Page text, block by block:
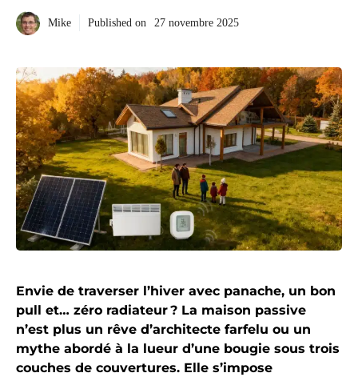
Mike Published on 27 novembre 2025
Envie de traverser l’hiver avec panache, un bon
pull et… zéro radiateur ? La maison passive
n’est plus un rêve d’architecte farfelu ou un
mythe abordé à la lueur d’une bougie sous trois
couches de couvertures. Elle s’impose